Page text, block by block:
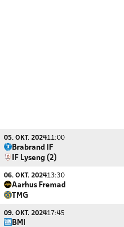
05. OKT. 202411:00
Brabrand IF
IF Lyseng (2)
06. OKT. 202413:30
Aarhus Fremad
TMG
09. OKT. 202417:45
BMI